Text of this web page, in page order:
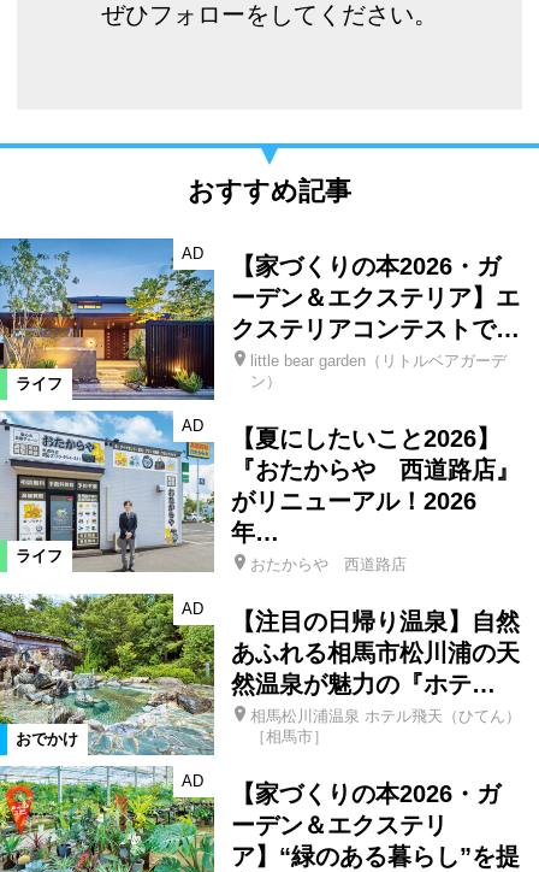
ぜひフォローをしてください。
おすすめ記事
ライフ
AD
【家づくりの本2026・ガ
ーデン＆エクステリア】エ
クステリアコンテストで…
little bear garden（リトルベアガーデ
ン）
ライフ
AD
【夏にしたいこと2026】
『おたからや 西道路店』
がリニューアル！2026
年…
おたからや 西道路店
おでかけ
AD
【注目の日帰り温泉】自然
あふれる相馬市松川浦の天
然温泉が魅力の『ホテ…
相馬松川浦温泉 ホテル飛天（ひてん）
［相馬市］
AD
【家づくりの本2026・ガ
ーデン＆エクステリ
ア】“緑のある暮らし”を提